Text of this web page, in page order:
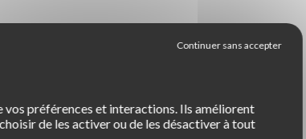
de votre dossier de labellisation. Dans chaque
donne les démarches à suivre selon la décision
préférences et interactions. Ils améliorent
de les activer ou de les désactiver à tout